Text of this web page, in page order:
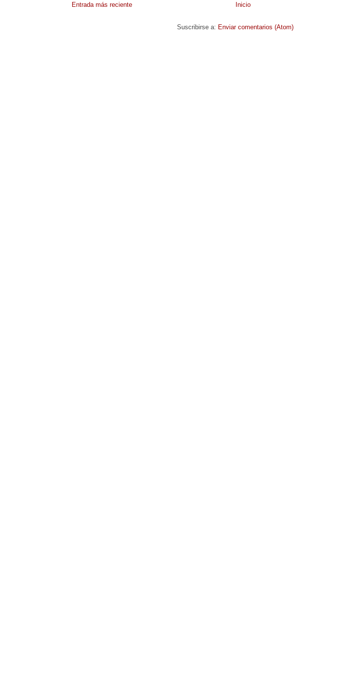
Entrada más reciente Inicio
Suscribirse a: Enviar comentarios (Atom)